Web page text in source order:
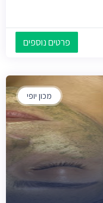
פרטים נוספים
מכון יופי